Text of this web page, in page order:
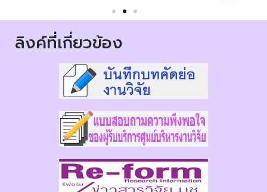
ลิงค์ที่เกี่ยวข้อง